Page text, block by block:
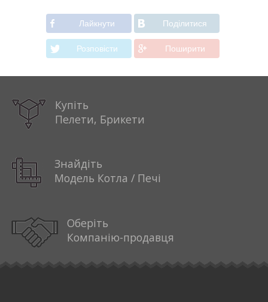
Лайкнути Подiлитися
Розповiсти Поширити
Купіть
Пелети, Брикети
Знайдіть
Модель Котла / Печі
Оберіть
Компанію-продавця